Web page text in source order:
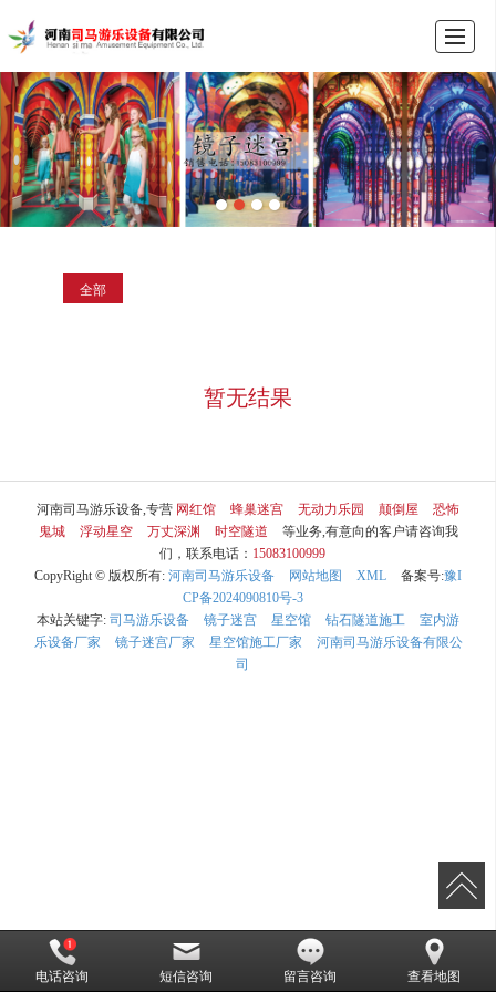
首页 产品展示 新闻动态 图库展示 公司介绍 留言反馈 联系我们 LBS
全部
暂无结果
河南司马游乐设备,专营 网红馆 蜂巢迷宫 无动力乐园 颠倒屋
恐怖
鬼城
浮动星空 万丈深渊 时空隧道
等业务,有意向的客户请咨询我
们，联系电话： 15083100999
CopyRight © 版权所有: 河南司马游乐设备 网站地图 XML 备案号:豫I
CP备2024090810号-3
本站关键字: 司马游乐设备 镜子迷宫 星空馆 钻石隧道施工
室内游
乐设备厂家
镜子迷宫厂家 星空馆施工厂家
河南司马游乐设备有限公
司
电话咨询 短信咨询 留言咨询 查看地图